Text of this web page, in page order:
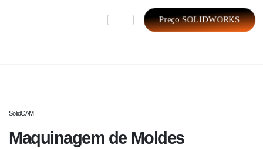
Preço SOLIDWORKS
SolidCAM
Maquinagem de Moldes